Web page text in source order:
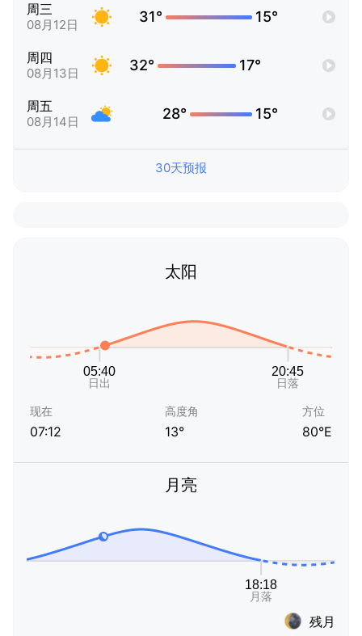
周三
08月12日 31° 15°
周四
08月13日 32° 17°
周五
08月14日 28° 15°
30天预报
太阳
现在
07:12
高度角
13°
方位
80°E
月亮
残月